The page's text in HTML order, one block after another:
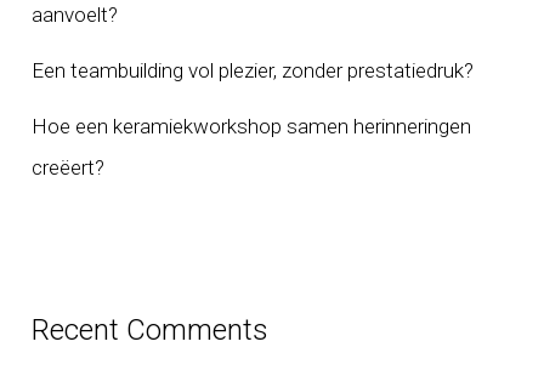
aanvoelt?
Een teambuilding vol plezier, zonder prestatiedruk?
Hoe een keramiekworkshop samen herinneringen
creëert?
Recent Comments